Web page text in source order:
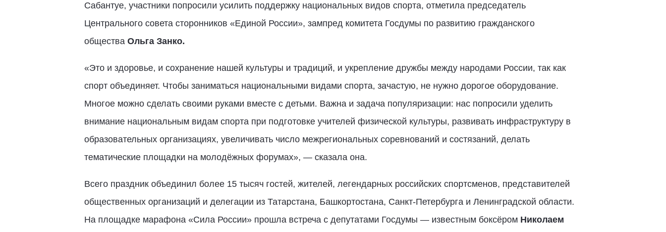
Сабантуе, участники попросили усилить поддержку национальных видов спорта, отметила председатель
Центрального совета сторонников «Единой России», зампред комитета Госдумы по развитию гражданского
общества Ольга Занко.
«Это и здоровье, и сохранение нашей культуры и традиций, и укрепление дружбы между народами России, так как
спорт объединяет. Чтобы заниматься национальными видами спорта, зачастую, не нужно дорогое оборудование.
Многое можно сделать своими руками вместе с детьми. Важна и задача популяризации: нас попросили уделить
внимание национальным видам спорта при подготовке учителей физической культуры, развивать инфраструктуру в
образовательных организациях, увеличивать число межрегиональных соревнований и состязаний, делать
тематические площадки на молодёжных форумах», — сказала она.
Всего праздник объединил более 15 тысяч гостей, жителей, легендарных российских спортсменов, представителей
общественных организаций и делегации из Татарстана, Башкортостана, Санкт-Петербурга и Ленинградской области.
На площадке марафона «Сила России» прошла встреча с депутатами Госдумы — известным боксёром Николаем